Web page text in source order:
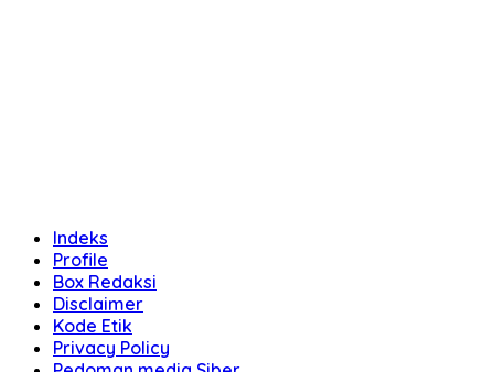
Indeks
Profile
Box Redaksi
Disclaimer
Kode Etik
Privacy Policy